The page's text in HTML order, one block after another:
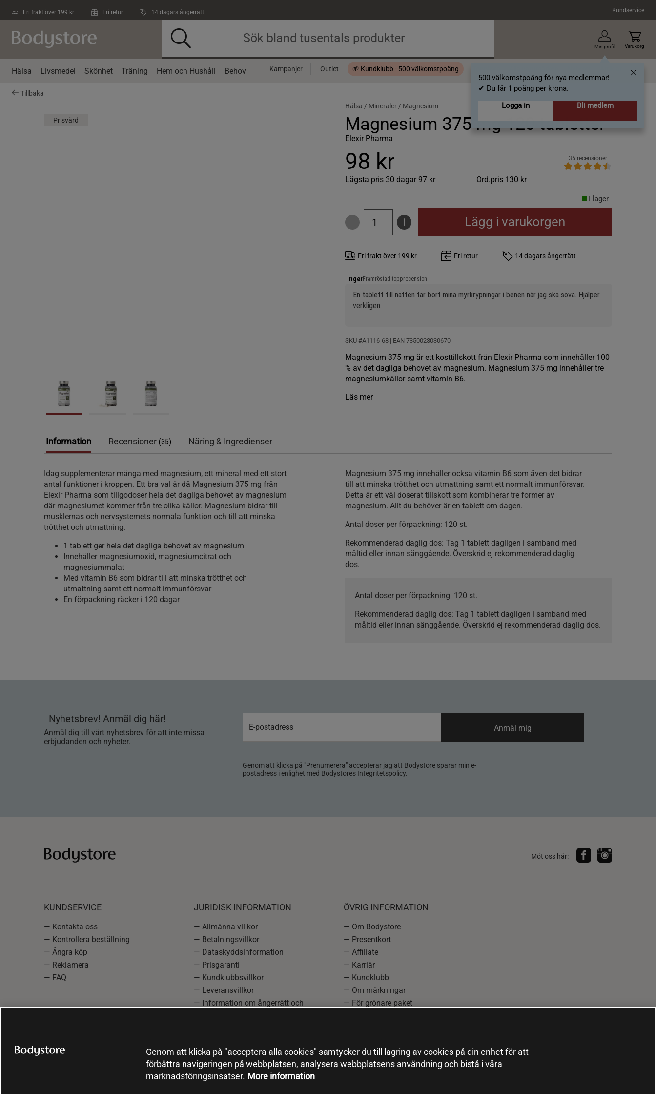
Fri frakt över 199 kr Fri retur 14 dagars ångerrätt Kundservice
Min profil
500 välkomstpoäng för nya medlemmar!
✔ Du får 1 poäng per krona.
Logga in
Bli medlem
Varukorg
Hälsa Livsmedel Skönhet Träning Hem och Hushåll Behov Kampanjer Outlet 🌱 Kundklubb - 500 välkomstpoäng
Tillbaka
Prisvärd
Hälsa / Mineraler / Magnesium
Magnesium 375 mg 120 tabletter
Elexir Pharma
98 kr
Lägsta pris 30 dagar 97 kr Ord.pris 130 kr
35 recensioner
I lager
Lägg i varukorgen
Fri frakt över 199 kr Fri retur 14 dagars ångerrätt
IngerFramröstad topprecension
En tablett till natten tar bort mina myrkrypningar i benen när jag ska sova. Hjälper
verkligen.
SKU #A1116-68 | EAN 7350023030670
Magnesium 375 mg är ett kosttillskott från Elexir Pharma som innehåller 100
% av det dagliga behovet av magnesium. Magnesium 375 mg innehåller tre
magnesiumkällor samt vitamin B6.
Läs mer
Information Recensioner (35) Näring & Ingredienser
Idag supplementerar många med magnesium, ett mineral med ett stort
antal funktioner i kroppen. Ett bra val är då Magnesium 375 mg från
Elexir Pharma som tillgodoser hela det dagliga behovet av magnesium
där magnesiumet kommer från tre olika källor. Magnesium bidrar till
musklernas och nervsystemets normala funktion och till att minska
trötthet och utmattning.
1 tablett ger hela det dagliga behovet av magnesium
Innehåller magnesiumoxid, magnesiumcitrat och
magnesiummalat
Med vitamin B6 som bidrar till att minska trötthet och
utmattning samt ett normalt immunförsvar
En förpackning räcker i 120 dagar
Magnesium 375 mg innehåller också vitamin B6 som även det bidrar
till att minska trötthet och utmattning samt ett normalt immunförsvar.
Detta är ett väl doserat tillskott som kombinerar tre former av
magnesium. Allt du behöver är en tablett om dagen.
Antal doser per förpackning: 120 st.
Rekommenderad daglig dos: Tag 1 tablett dagligen i samband med
måltid eller innan sänggående. Överskrid ej rekommenderad daglig
dos.
Antal doser per förpackning: 120 st.
Rekommenderad daglig dos: Tag 1 tablett dagligen i samband med
måltid eller innan sänggående. Överskrid ej rekommenderad daglig dos.
Nyhetsbrev! Anmäl dig här!
Anmäl dig till vårt nyhetsbrev för att inte missa
erbjudanden och nyheter.
Genom att klicka på "Prenumerera" accepterar jag att Bodystore sparar min e-
postadress i enlighet med Bodystores Integritetspolicy.
Anmäl mig
Möt oss här:
KUNDSERVICE
— Kontakta oss
— Kontrollera beställning
— Ångra köp
— Reklamera
— FAQ
JURIDISK INFORMATION
— Allmänna villkor
— Betalningsvillkor
— Dataskyddsinformation
— Prisgaranti
— Kundklubbsvillkor
— Leveransvillkor
— Information om ångerrätt och
ÖVRIG INFORMATION
— Om Bodystore
— Presentkort
— Affiliate
— Karriär
— Kundklubb
— Om märkningar
— För grönare paket
Genom att klicka på "acceptera alla cookies" samtycker du till lagring av cookies på din enhet för att
förbättra navigeringen på webbplatsen, analysera webbplatsens användning och bistå i våra
marknadsföringsinsatser. More information